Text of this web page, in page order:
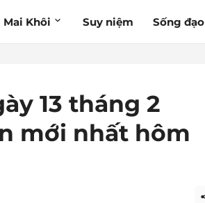
Mai Khôi Suy niệm Sống đạo
13 tháng 2
mới nhất hôm